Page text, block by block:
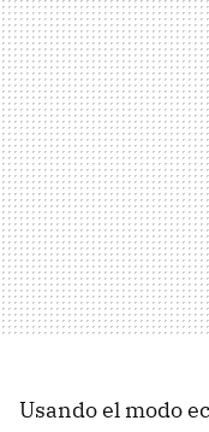
Usando el modo